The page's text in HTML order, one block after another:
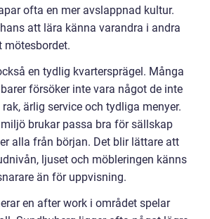
ofta en mer avslappnad kultur.
att lära känna varandra i andra
mötesbordet.
en tydlig kvartersprägel. Många
försöker inte vara något de inte
ärlig service och tydliga menyer.
brukar passa bra för sällskap
alla från början. Det blir lättare att
ljuset och möbleringen känns
än för uppvisning.
en after work i området spelar